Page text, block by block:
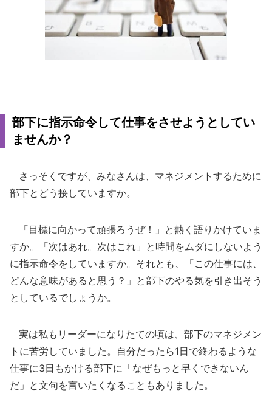
部下に指示命令して仕事をさせようとしてい
ませんか？
さっそくですが、みなさんは、マネジメントするために
部下とどう接していますか。
「目標に向かって頑張ろうぜ！」と熱く語りかけていま
すか。「次はあれ。次はこれ」と時間をムダにしないよう
に指示命令をしていますか。それとも、「この仕事には、
どんな意味があると思う？」と部下のやる気を引き出そう
としているでしょうか。
実は私もリーダーになりたての頃は、部下のマネジメン
トに苦労していました。自分だったら1日で終わるような
仕事に3日もかける部下に「なぜもっと早くできないん
だ」と文句を言いたくなることもありました。